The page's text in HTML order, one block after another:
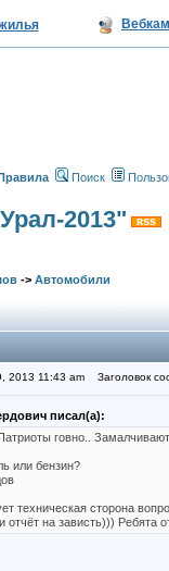
Поиск
2013"
-> Автомобили
2013 11:43 am Заголовок
писал(а):
говно..
или бензин?
техническая сторона
отчёт на зависть))) Ребята